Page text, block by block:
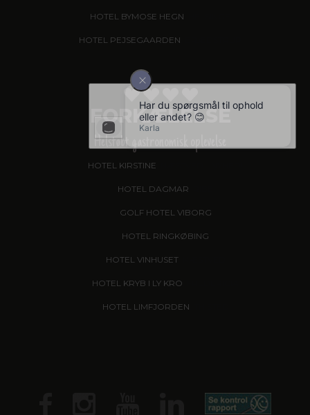
HOTEL BYMOSE HEGN
HOTEL PEJSEGAARDEN
FORKÆLELSE
Helstøbt gastronomisk oplevelse
HOTEL KIRSTINE
HOTEL DAGMAR
GOLF HOTEL VIBORG
HOTEL RINGKØBING
HOTEL VINHUSET, NÆSTVED
HOTEL KRYB I LY KRO
HOTEL LIMFJORDEN